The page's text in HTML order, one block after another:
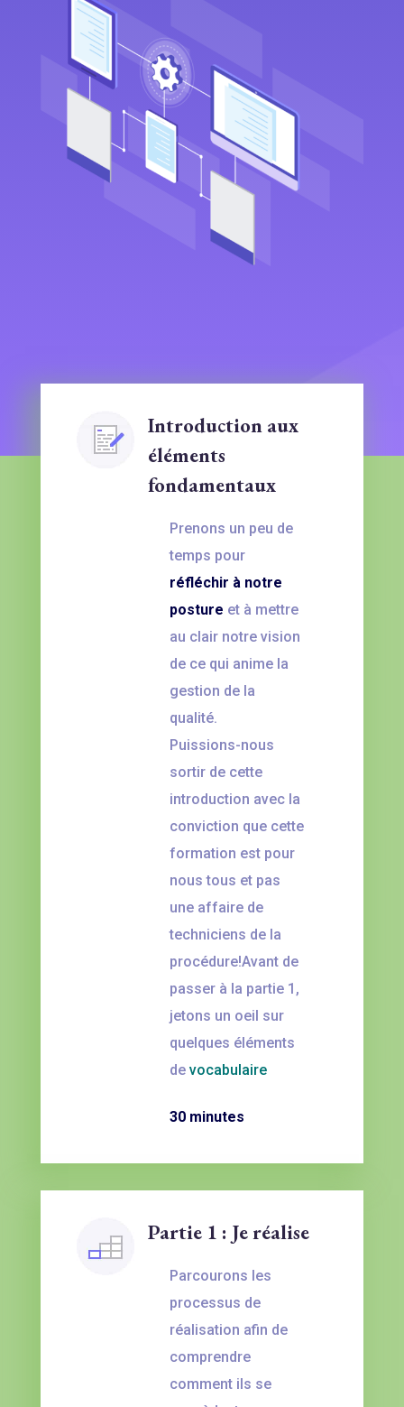
Introduction aux
éléments
fondamentaux
Prenons un peu de
temps pour
réfléchir à notre
posture et à mettre
au clair notre vision
de ce qui anime la
gestion de la
qualité.
Puissions-nous
sortir de cette
introduction avec la
conviction que cette
formation est pour
nous tous et pas
une affaire de
techniciens de la
procédure!Avant de
passer à la partie 1,
jetons un oeil sur
quelques éléments
de vocabulaire
30 minutes
Partie 1 : Je réalise
Parcourons les
processus de
réalisation afin de
comprendre
comment ils se